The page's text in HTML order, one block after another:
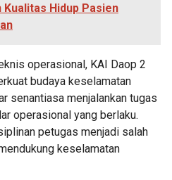
Hidup Pasien
operasional, KAI Daop 2
budaya keselamatan
senantiasa menjalankan tugas
operasional yang berlaku.
petugas menjadi salah
keselamatan